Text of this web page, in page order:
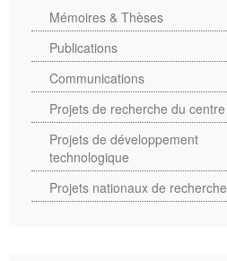
Mémoires & Thèses
Publications
Communications
Projets de recherche du centre
Projets de développement
technologique
Projets nationaux de recherche